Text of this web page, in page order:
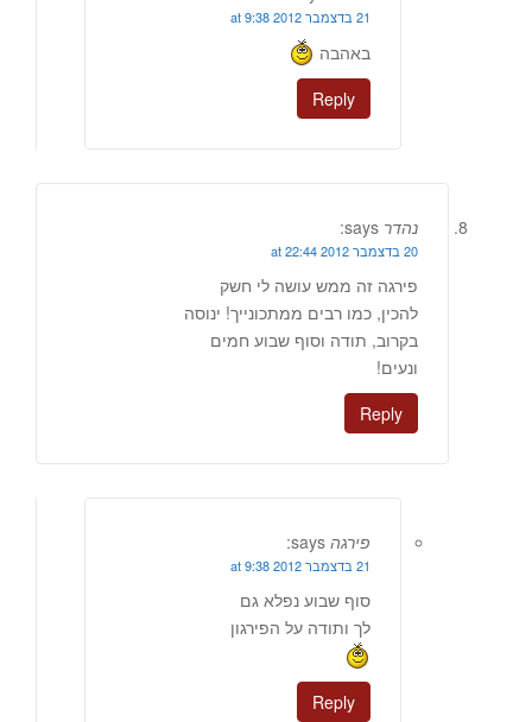
21 בדצמבר 2012 at 9:38
באהבה
Reply
נהדר says:
20 בדצמבר 2012 at 22:44
פירגה זה ממש עושה לי חשק
להכין, כמו רבים ממתכונייך! ינוסה
בקרוב, תודה וסוף שבוע חמים
ונעים!
Reply
פירגה says:
21 בדצמבר 2012 at 9:38
סוף שבוע נפלא גם
לך ותודה על הפירגון
Reply